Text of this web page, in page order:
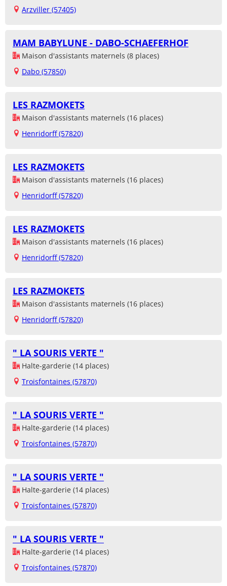
Arzviller (57405)
MAM BABYLUNE - DABO-SCHAEFERHOF
Maison d'assistants maternels (8 places)
Dabo (57850)
LES RAZMOKETS
Maison d'assistants maternels (16 places)
Henridorff (57820)
LES RAZMOKETS
Maison d'assistants maternels (16 places)
Henridorff (57820)
LES RAZMOKETS
Maison d'assistants maternels (16 places)
Henridorff (57820)
LES RAZMOKETS
Maison d'assistants maternels (16 places)
Henridorff (57820)
" LA SOURIS VERTE "
Halte-garderie (14 places)
Troisfontaines (57870)
" LA SOURIS VERTE "
Halte-garderie (14 places)
Troisfontaines (57870)
" LA SOURIS VERTE "
Halte-garderie (14 places)
Troisfontaines (57870)
" LA SOURIS VERTE "
Halte-garderie (14 places)
Troisfontaines (57870)